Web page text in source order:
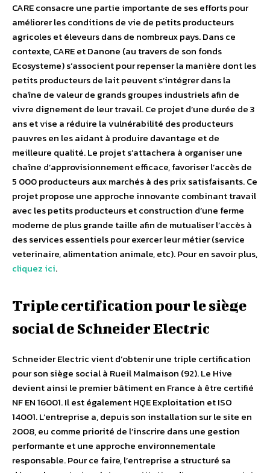
CARE consacre une partie importante de ses efforts pour
améliorer les conditions de vie de petits producteurs
agricoles et éleveurs dans de nombreux pays. Dans ce
contexte, CARE et Danone (au travers de son fonds
Ecosysteme) s’associent pour repenser la manière dont les
petits producteurs de lait peuvent s’intégrer dans la
chaîne de valeur de grands groupes industriels afin de
vivre dignement de leur travail. Ce projet d’une durée de 3
ans et vise a réduire la vulnérabilité des producteurs
pauvres en les aidant à produire davantage et de
meilleure qualité. Le projet s’attachera à organiser une
chaîne d’approvisionnement efficace, favoriser l’accès de
5 000 producteurs aux marchés à des prix satisfaisants. Ce
projet propose une approche innovante combinant travail
avec les petits producteurs et construction d’une ferme
moderne de plus grande taille afin de mutualiser l’accès à
des services essentiels pour exercer leur métier (service
veterinaire, alimentation animale, etc). Pour en savoir plus,
cliquez ici.
Triple certification pour le siège
social de Schneider Electric
Schneider Electric vient d’obtenir une triple certification
pour son siège social à Rueil Malmaison (92). Le Hive
devient ainsi le premier bâtiment en France à être certifié
NF EN 16001. Il est également HQE Exploitation et ISO
14001. L’entreprise a, depuis son installation sur le site en
2008, eu comme priorité de l’inscrire dans une gestion
performante et une approche environnementale
responsable. Pour ce faire, l’entreprise a structuré sa